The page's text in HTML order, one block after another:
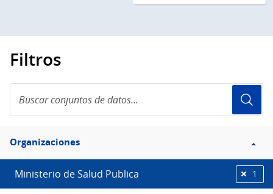
Filtros
conjuntos
de
Filtro
Organizaciones
Organizaciones
Ministerio de Salud Publica 1